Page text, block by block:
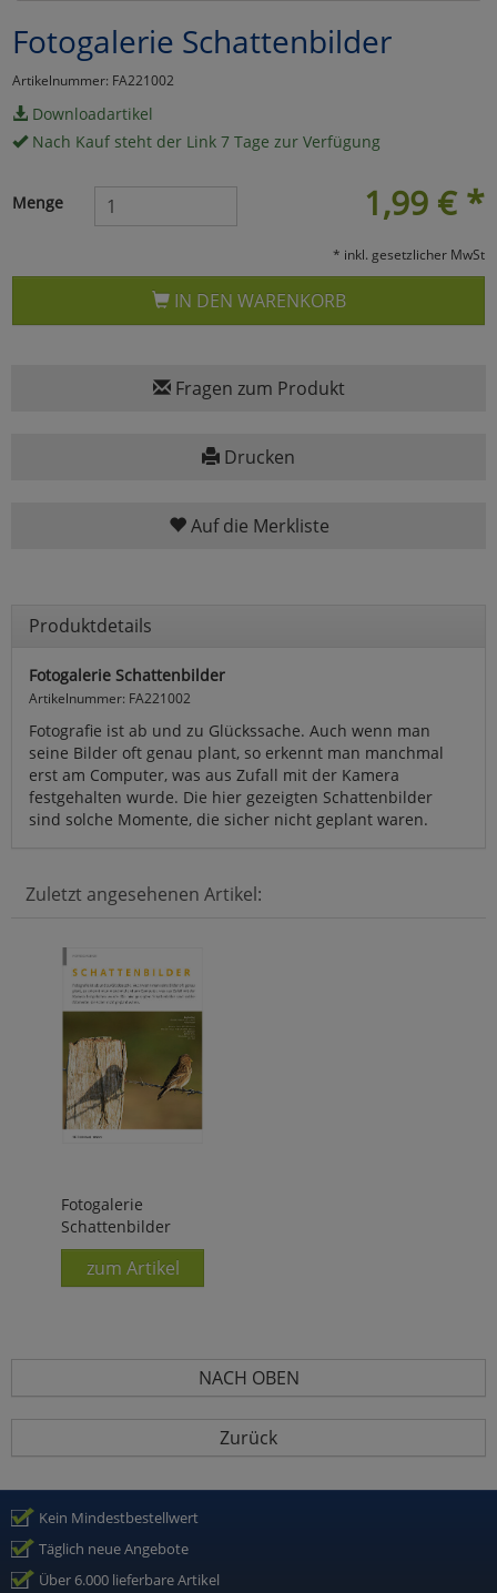
Fotogalerie Schattenbilder
Artikelnummer: FA221002
Downloadartikel
Nach Kauf steht der Link 7 Tage zur Verfügung
1,99 € *
Menge
* inkl. gesetzlicher MwSt
IN DEN WARENKORB
Fragen zum Produkt
Drucken
Auf die Merkliste
Produktdetails
Fotogalerie Schattenbilder
Artikelnummer: FA221002
Fotografie ist ab und zu Glückssache. Auch wenn man
seine Bilder oft genau plant, so erkennt man manchmal
erst am Computer, was aus Zufall mit der Kamera
festgehalten wurde. Die hier gezeigten Schattenbilder
sind solche Momente, die sicher nicht geplant waren.
Zuletzt angesehenen Artikel:
Fotogalerie
Schattenbilder
zum Artikel
NACH OBEN
Zurück
Kein Mindestbestellwert
Täglich neue Angebote
Über 6.000 lieferbare Artikel
Marketing
Umfragetools
Cookies
Alle Akzeptieren
Cookies
zurückzu Haupptseite